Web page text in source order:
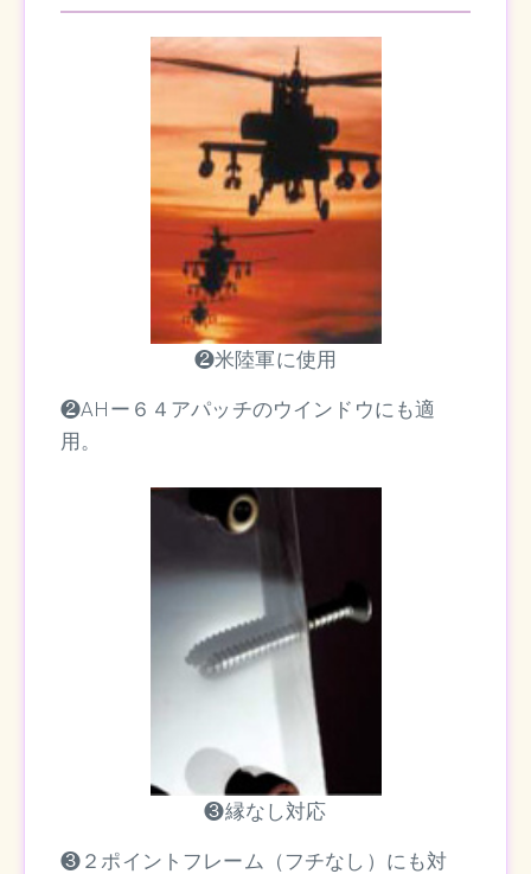
❷米陸軍に使用
❷AHー６４アパッチのウインドウにも適
用。
❸縁なし対応
❸２ポイントフレーム（フチなし）にも対